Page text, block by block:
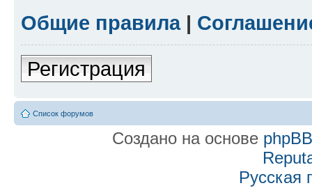
Общие правила|
Регистрация
Список форумов
Создано на основе phpBB
Русская